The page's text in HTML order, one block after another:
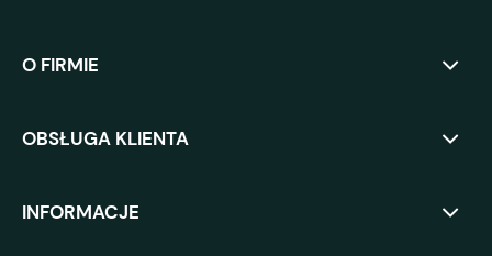
O FIRMIE
OBSŁUGA KLIENTA
INFORMACJE